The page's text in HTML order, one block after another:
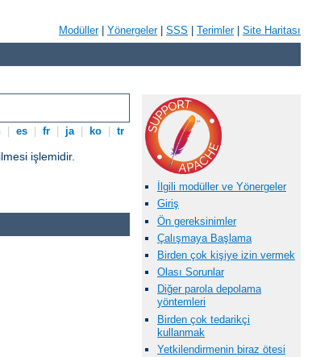
Modüller| Yönergeler| SSS Terimler| Site Haritası
es fr ja ko tr
işlemidir.
İlgili modüller ve Yönergeler
Giriş
Ön gereksinimler
Çalışmaya Başlama
Birden çok kişiye izin vermek
Olası Sorunlar
Diğer parola depolama
yöntemleri
Birden çok tedarikçi
kullanmak
Yetkilendirmenin biraz ötesi